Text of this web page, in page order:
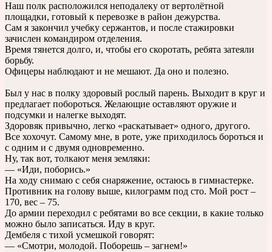
Наш полк расположился неподалеку от вертолётной
площадки, готовый к перевозке в район дежурства.
Сам я закончил учебку сержантов, и после стажировки
зачислен командиром отделения.
Время тянется долго, и, чтобы его скоротать, ребята затеяли
борьбу.
Офицеры наблюдают и не мешают. Да оно и полезно.
Был у нас в полку здоровый рослый парень. Выходит в круг и
предлагает побороться. Желающие оставляют оружие и
подсумки и налегке выходят.
Здоровяк привычно, легко «раскатывает» одного, другого.
Все хохочут. Самому мне, в роте, уже приходилось бороться и
с одним и с двумя одновременно.
Ну, так вот, толкают меня земляки:
— «Иди, поборись.»
На ходу снимаю с себя снаряжение, остаюсь в гимнастерке.
Противник на голову выше, килограмм под сто. Мой рост –
170, вес – 75.
До армии переходил с ребятами во все секции, в какие только
можно было записаться. Иду в круг.
Дембеля с тихой усмешкой говорят:
— «Смотри, молодой. Поборешь – загнем!»